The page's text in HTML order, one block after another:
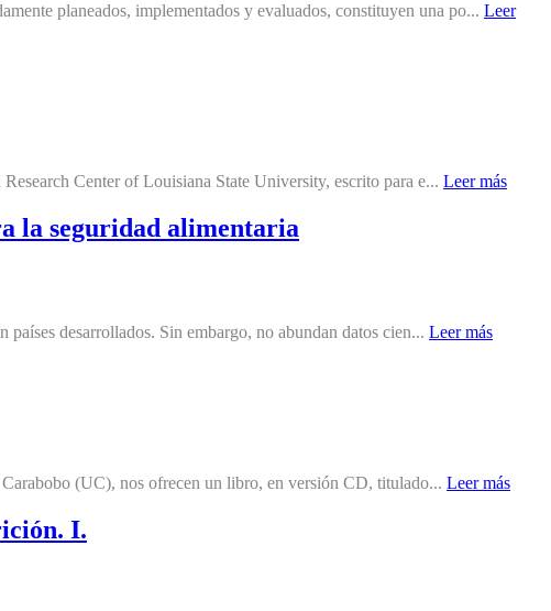
planeados, implementados y evaluados, constituyen una po... Leer
Center of Louisiana State University, escrito para e... Leer más
la seguridad alimentaria
desarrollados. Sin embargo, no abundan datos cien... Leer más
(UC), nos ofrecen un libro, en versión CD, titulado... Leer más
I.